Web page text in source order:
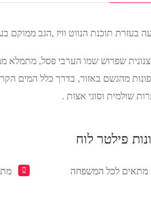
בעזרת תוכנת הנווט וויז ,הגב ממוקם
שפרוש שמו הערבי פסל, מתמלא
מהגשם באזור, בדרך כלל המים
שולמית וסוגי אצות .
פילטר לוח
מתאים לכל המשפחה